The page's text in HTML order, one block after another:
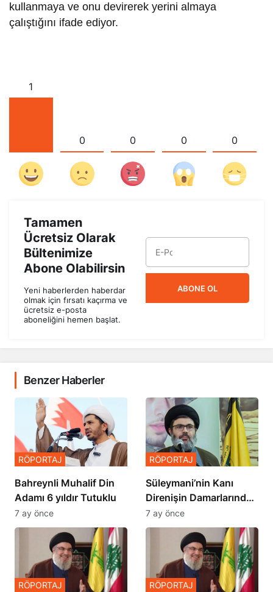
kullanmaya ve onu devirerek yerini almaya
çalıştığını ifade ediyor.
1
0 0 0 0
Tamamen
Ücretsiz Olarak
Bültenimize
Abone Olabilirsin
Yeni haberlerden haberdar
olmak için fırsatı kaçırma ve
ücretsiz e-posta
aboneliğini hemen başlat.
ABONE OL
Benzer Haberler
Bahreynli Muhalif Din
Adamı 6 yıldır Tutuklu
RÖPORTAJ
7 ay önce
Süleymani’nin Kanı
Direnişin Damarlarında
Akıyor
RÖPORTAJ
7 ay önce
RÖPORTAJ RÖPORTAJ